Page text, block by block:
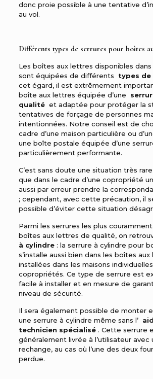
donc proie possible à une tentative
au vol.
Différents types de serrures pour boîtes
Les boîtes aux lettres disponibles
sont équipées de différents types de
cet égard, il est extrêmement
boîte aux lettres équipée d’une
qualitéet adaptée pour protéger la
tentatives de forçage de personnes
intentionnées. Notre conseil est de
cadre d’une maison particulière ou
une boîte postale équipée d’une
particulièrement performante.
C’est sans doute une situation très
que dans le cadre d’une copropriété
aussi par erreur prendre la
; cependant, avec cette précaution, il
possible d’éviter cette situation
Parmi les serrures les plus
boîtes aux lettres de qualité, on
à cylindre: la serrure à cylindre pour
s’installe aussi bien dans les boîtes
installées dans les maisons
copropriétés. Ce type de serrure est
facile à installer et en mesure de
niveau de sécurité.
Il sera également possible de monter
une serrure à cylindre même sans l’
technicien spécialisé. Cette serrure
généralement livrée à l’utilisateur avec
rechange, au cas où l’une des deux
perdue.